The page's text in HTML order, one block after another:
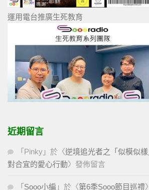
運用電台推廣生死教育
近期留言
「 Pinky 」於〈逆境追光者之「似模似
對合宜的愛心行動〉發佈留言
「 Sooo小編 」於〈第6季Sooo節目巡禮